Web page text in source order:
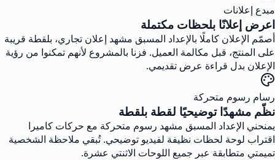
مبدع إعلانات
اعرض إعلانًا بلحظات مكتملة
أصمّم الإعلان كاملًا بالإعداد المسبق مشهد إعلان تجاري، بلقطة قريبة
على المنتج، قبل مكالمة العميل. فزنا بالمشروع لأنهم تمكنوا من رؤية
الإعلان بدل قراءة عرض تقديمي.
رسام رسوم متحركة
نظّم مشهدًا توضيحيًا لقطة بلقطة
يمنحني الإعداد المسبق مشهد رسوم متحركة مع حركات كاميرا
اقتراب لوحة لحظات نظيفة لفيديو توضيحي. تُبقي ملاحظة الشخصية
تميمتي متطابقة عبر جميع اللوحات الاثنتي عشرة.